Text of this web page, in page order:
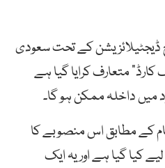
کے تحت سعودی
متعارف کرایا گیا ہے
داخلہ ممکن ہو گا۔
کے مطابق اس منصوبے کا
کیا گیا ہے اور یہ ایک